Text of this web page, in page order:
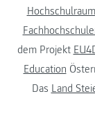
dem Projekt
Education
Das Land